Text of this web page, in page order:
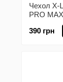
Чехол X-
PRO
390 грн